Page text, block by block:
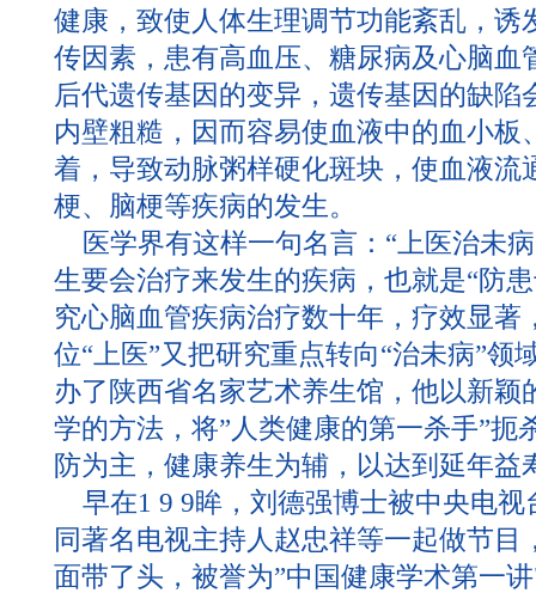
健康，致使人体生理调节功能紊乱，诱
传因素，患有高血压、糖尿病及心脑血
后代遗传基因的变异，遗传基因的缺陷
内壁粗糙，因而容易使血液中的血小板
着，导致动脉粥样硬化斑块，使血液流
梗、脑梗等疾病的发生。
医学界有这样一句名言：“上医治未
生要会治疗来发生的疾病，也就是“防
究心脑血管疾病治疗数十年，疗效显著
位“上医”又把研究重点转向“治未病”领
办了陕西省名家艺术养生馆，他以新颖
学的方法，将”人类健康的第一杀手”扼
防为主，健康养生为辅，以达到延年益
早在1 9 9眸，刘德强博士被中央电视
同著名电视主持人赵忠祥等一起做节目
面带了头，被誉为”中国健康学术第一